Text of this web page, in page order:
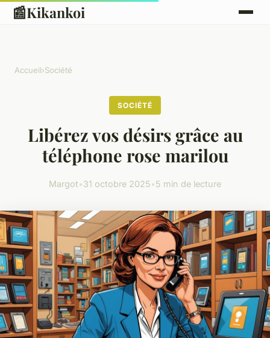
📰Kikankoi
Accueil›Société
SOCIÉTÉ
Libérez vos désirs grâce au
téléphone rose marilou
Margot•31 octobre 2025•5 min de lecture